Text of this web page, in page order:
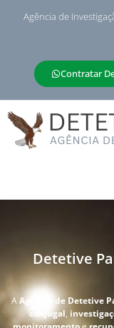
Agência de
Contratar
Detetive
AAgência de Detetive
conjugal,